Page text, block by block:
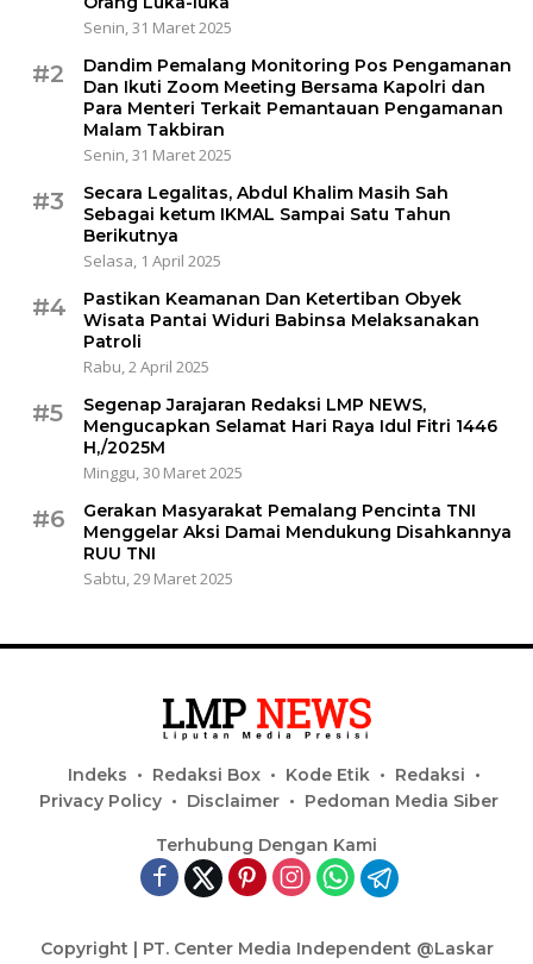
Senin, 31 Maret 2025
#2
Dandim Pemalang Monitoring Pos Pengamanan
Dan Ikuti Zoom Meeting Bersama Kapolri dan
Para Menteri Terkait Pemantauan Pengamanan
Malam Takbiran
Senin, 31 Maret 2025
#3
Secara Legalitas, Abdul Khalim Masih Sah
Sebagai ketum IKMAL Sampai Satu Tahun
Berikutnya
Selasa, 1 April 2025
#4
Pastikan Keamanan Dan Ketertiban Obyek
Wisata Pantai Widuri Babinsa Melaksanakan
Patroli
Rabu, 2 April 2025
#5
Segenap Jarajaran Redaksi LMP NEWS,
Mengucapkan Selamat Hari Raya Idul Fitri 1446
H,/2025M
Minggu, 30 Maret 2025
#6
Gerakan Masyarakat Pemalang Pencinta TNI
Menggelar Aksi Damai Mendukung Disahkannya
RUU TNI
Sabtu, 29 Maret 2025
Indeks Redaksi Box Kode Etik
Redaksi
Privacy Policy
Disclaimer Pedoman Media Siber
Terhubung Dengan Kami
Copyright | PT. Center Media Independent @Laskar